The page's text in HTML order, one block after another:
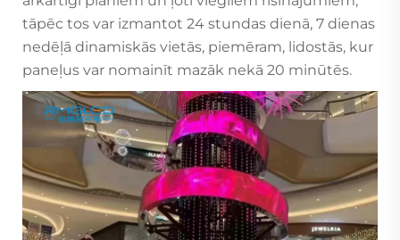
tāpēc tos var izmantot 24 stundas dienā, 7 dienas
nedēļā dinamiskās vietās, piemēram, lidostās, kur
paneļus var nomainīt mazāk nekā 20 minūtēs.